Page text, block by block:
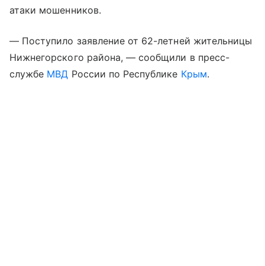
атаки мошенников.
— Поступило заявление от 62-летней жительницы
Нижнегорского района, — сообщили в пресс-
службе МВД России по Республике Крым.